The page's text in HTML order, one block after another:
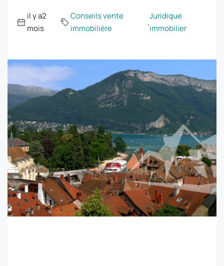
il y a2
mois
Conseils vente
immobilière
,
Juridique
immobilier